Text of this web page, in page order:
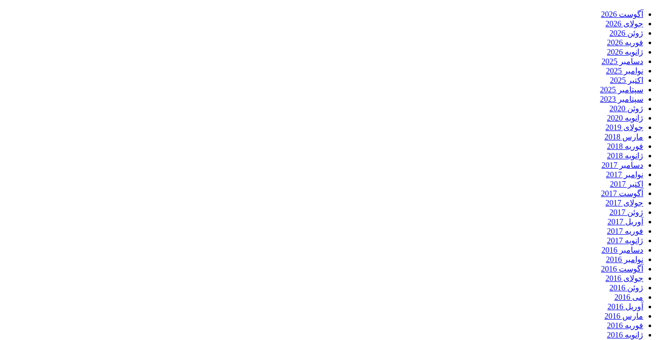
آگوست 2026
جولای 2026
ژوئن 2026
فوریه 2026
ژانویه 2026
دسامبر 2025
نوامبر 2025
اکتبر 2025
سپتامبر 2025
سپتامبر 2023
ژوئن 2020
ژانویه 2020
جولای 2019
مارس 2018
فوریه 2018
ژانویه 2018
دسامبر 2017
نوامبر 2017
اکتبر 2017
آگوست 2017
جولای 2017
ژوئن 2017
آوریل 2017
فوریه 2017
ژانویه 2017
دسامبر 2016
نوامبر 2016
آگوست 2016
جولای 2016
ژوئن 2016
می 2016
آوریل 2016
مارس 2016
فوریه 2016
ژانویه 2016